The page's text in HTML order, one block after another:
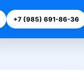
+7 (985) 691-86-36